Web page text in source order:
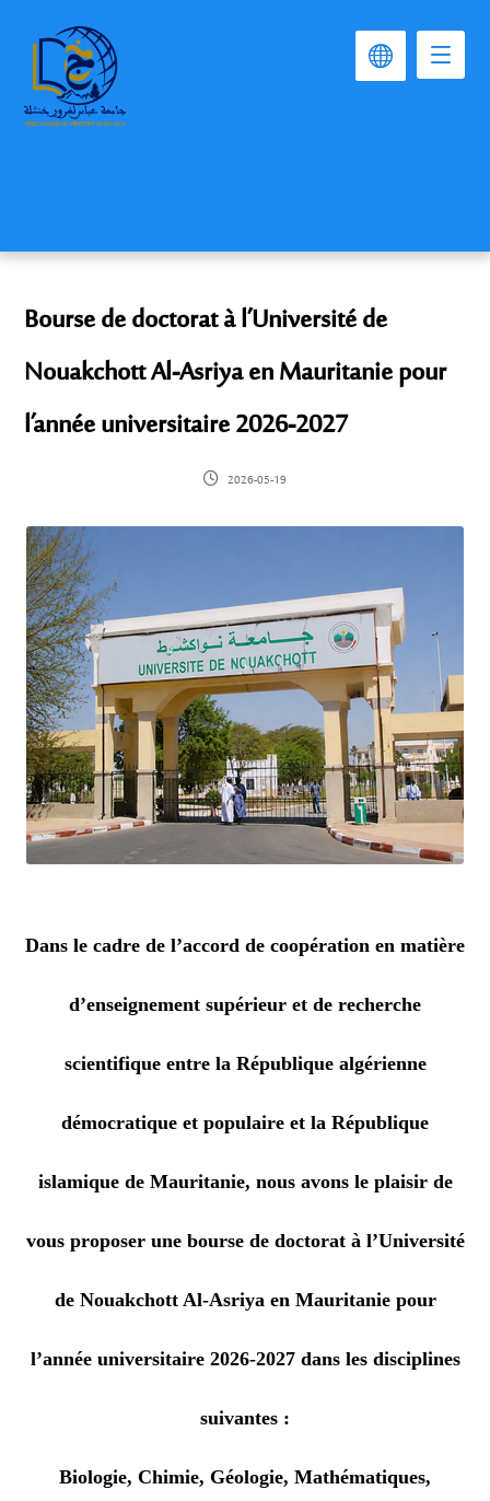
Bourse de doctorat à l’Université de
Nouakchott Al-Asriya en Mauritanie pour
l’année universitaire 2026-2027
2026-05-19
Dans le cadre de l’accord de coopération en matière
d’enseignement supérieur et de recherche
scientifique entre la République algérienne
démocratique et populaire et la République
islamique de Mauritanie, nous avons le plaisir de
vous proposer une bourse de doctorat à l’Université
de Nouakchott Al-Asriya en Mauritanie pour
l’année universitaire 2026-2027 dans les disciplines
suivantes :
Biologie, Chimie, Géologie, Mathématiques,